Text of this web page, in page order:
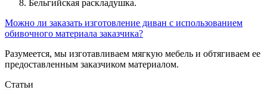
Бельгийская раскладушка.
Можно ли заказать изготовление диван с использованием
обивочного материала заказчика?
Разумеется, мы изготавливаем мягкую мебель и обтягиваем ее
предоставленным заказчиком материалом.
Статьи